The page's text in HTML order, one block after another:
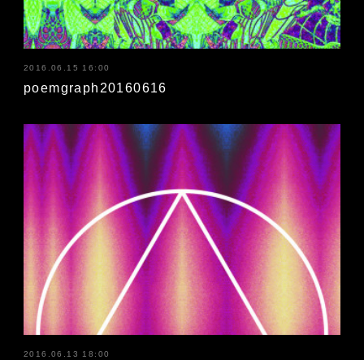
2016.06.15 16:00
poemgraph20160616
2016.06.13 18:00